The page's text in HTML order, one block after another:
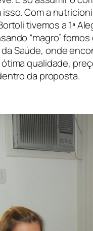
Com a
tivemos a 1ª
“magro”
Saúde, onde
qualidade,
da proposta.